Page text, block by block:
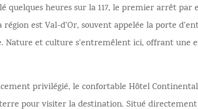
quelques heures sur la 117, le premier arrêt par
est Val-d’Or, souvent appelée la porte
Nature et culture s’entremêlent ici, offrant une
privilégié, le confortable Hôtel
pour visiter la destination. Situé